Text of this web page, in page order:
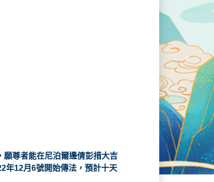
尊者能在尼泊爾邊倩彭措大吉
年12月6號開始傳法，預計十天